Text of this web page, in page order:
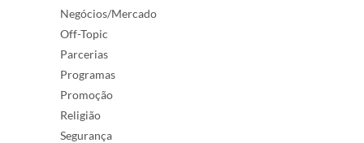
Negócios/Mercado
Off-Topic
Parcerias
Programas
Promoção
Religião
Segurança